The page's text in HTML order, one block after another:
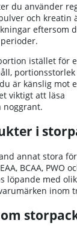
du använder
och kreatin
eftersom
istället för
är känslig mot
viktigt att läsa
noggrant.
i
annat stora
BCAA, PWO
löpande med
inom